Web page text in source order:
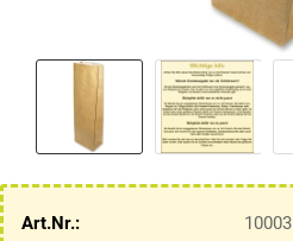
Art.Nr.:
10003